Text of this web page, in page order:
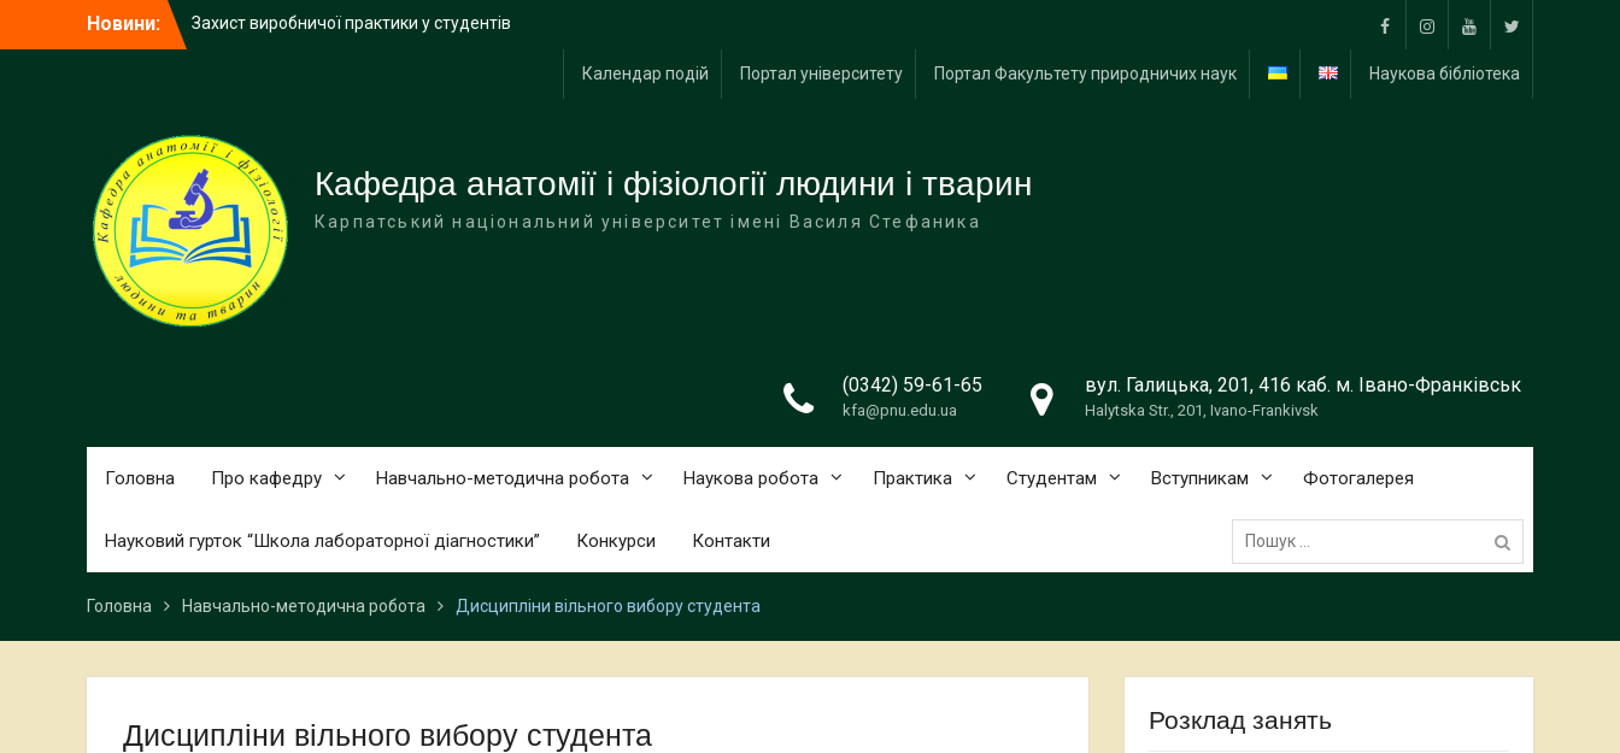
Новини:
Захист виробничої практики у студентів
Франківської обласної ради
FacebookInstagramYouTube
Календар подій
Портал університету Портал Факультету природничих наук Наукова бібліотека
Кафедра анатомії і фізіології людини і тварин
Карпатський національний університет імені Василя Стефаника
(0342) 59-61-65
kfa@pnu.edu.ua
вул. Галицька, 201, 416 каб. м. Івано-Франківськ
Halytska Str., 201, Ivano-Frankivsk
Головна Про кафедру Навчально-методична робота Наукова робота Практика Студентам Вступникам Фотогалерея
Науковий гурток “Школа лабораторної діагностики” Конкурси Контакти
Пошук:
Головна Навчально-методична робота Дисципліни вільного вибору студента
Дисципліни вільного вибору студента Розклад занять